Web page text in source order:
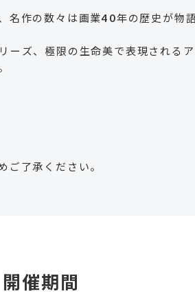
名作の数々は画業40年の歴史が物
ーズ、極限の生命美で表現される
了承ください。
開催期間